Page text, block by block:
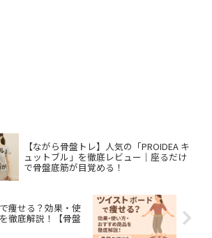
【ながら骨盤トレ】人気の「PROIDEA キ
ュットブル」を徹底レビュー｜座るだけ
で骨盤底筋が目覚める！
痩せる？効果・使
徹底解説！【骨盤